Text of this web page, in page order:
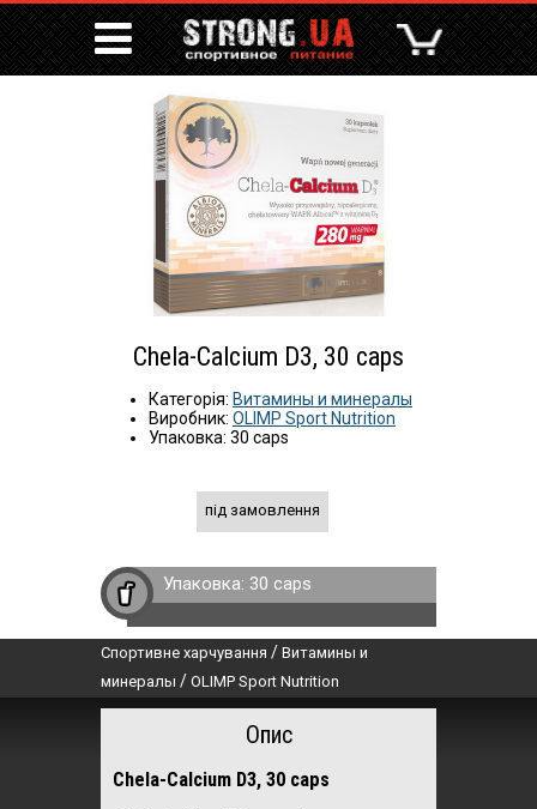
Chela-Calcium D3, 30 caps
Категорія: Витамины и минералы
Виробник: OLIMP Sport Nutrition
Упаковка: 30 caps
під замовлення
Упаковка: 30 caps
Спортивне харчування / Витамины и
минералы / OLIMP Sport Nutrition
Опис
Chela-Calcium D3, 30 caps